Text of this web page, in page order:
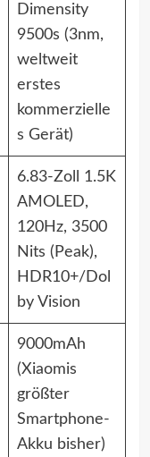
Dimensity
9500s (3nm,
weltweit
erstes
kommerzielle
s Gerät)
6.83-Zoll 1.5K
AMOLED,
120Hz, 3500
Nits (Peak),
HDR10+/Dol
by Vision
9000mAh
(Xiaomis
größter
Smartphone-
Akku bisher)